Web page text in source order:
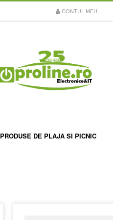
CONTUL MEU
PRODUSE DE PLAJA SI PICNIC